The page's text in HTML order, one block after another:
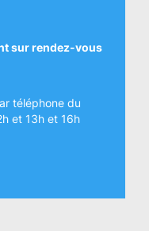
sur rendez-vous
téléphone du
et 13h et 16h